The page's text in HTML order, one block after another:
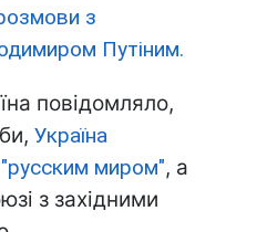
з
Путіним.
повідомляло,
Україна
миром", а
з західними